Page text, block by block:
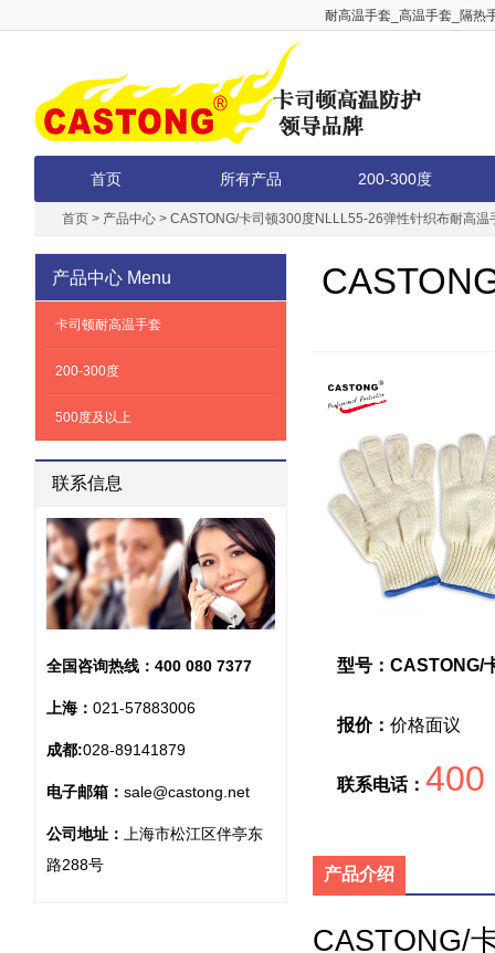
耐高温手套_高温手套_隔热
首页 所有产品 200-300度
首页> 产品中心> CASTONG/卡司顿300度NLLL55-26弹性针织布耐高温
型号：CASTONG/
报价： 价格面议
联系电话： 400
产品介绍
CASTONG/
产品中心 Menu
卡司顿耐高温手套
200-300度
500度及以上
联系信息
全国咨询热线： 400 080 7377
上海： 021-57883006
成都:028-89141879
电子邮箱： sale@castong.net
公司地址：
上海市松江区伴亭东
路288号